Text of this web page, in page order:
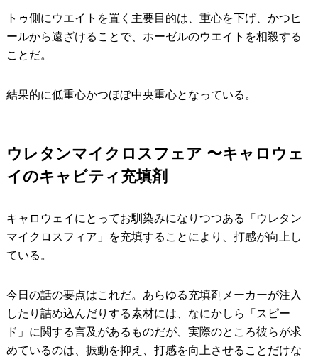
トゥ側にウエイトを置く主要目的は、重心を下げ、かつヒ
ールから遠ざけることで、ホーゼルのウエイトを相殺する
ことだ。
結果的に低重心かつほぼ中央重心となっている。
ウレタンマイクロスフェア 〜キャロウェ
イのキャビティ充填剤
キャロウェイにとってお馴染みになりつつある「ウレタン
マイクロスフィア」を充填することにより、打感が向上し
ている。
今日の話の要点はこれだ。あらゆる充填剤メーカーが注入
したり詰め込んだりする素材には、なにかしら「スピー
ド」に関する言及があるものだが、実際のところ彼らが求
めているのは、振動を抑え、打感を向上させることだけな